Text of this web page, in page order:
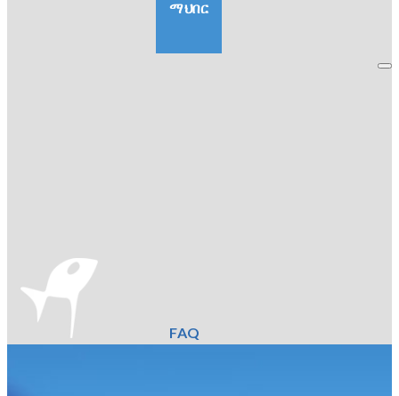
ማህበር
FAQ